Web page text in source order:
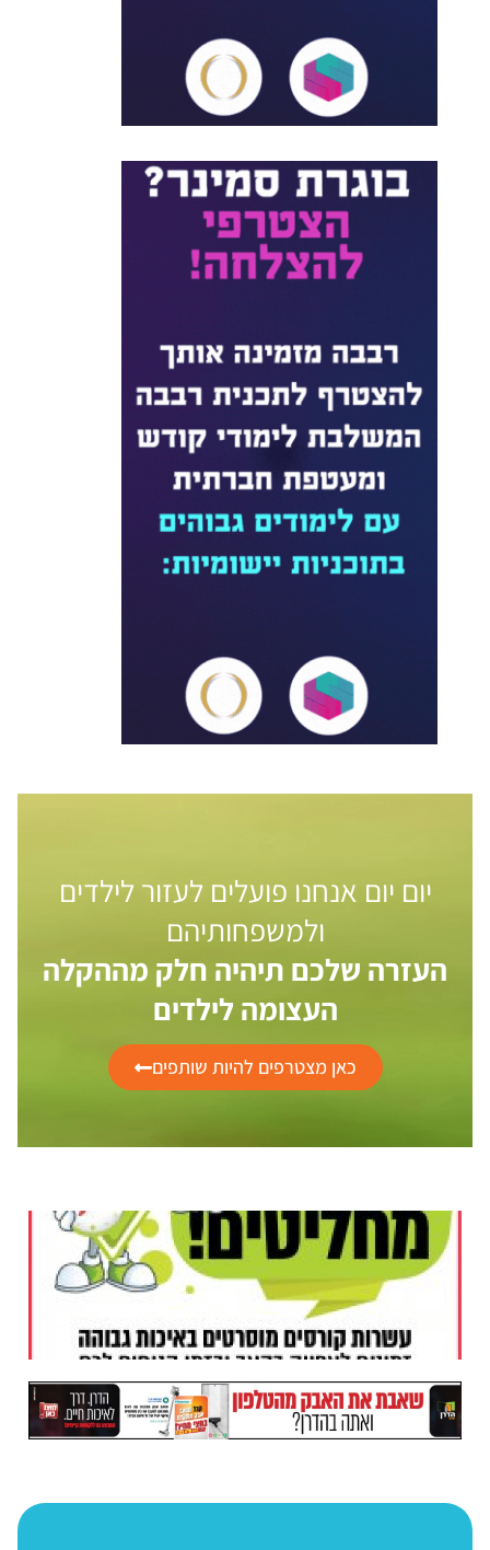
יום יום אנחנו פועלים לעזור לילדים
ולמשפחותיהם
העזרה שלכם תיהיה חלק מההקלה
העצומה לילדים
כאן מצטרפים להיות שותפים